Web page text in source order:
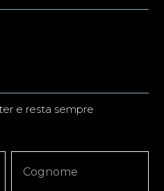
e resta sempre